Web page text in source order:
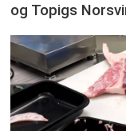
og Topigs